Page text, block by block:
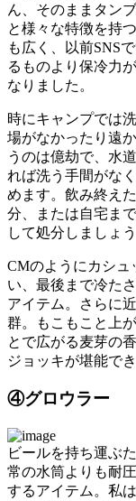
ん、そのままタン
と様々な特徴を持
も広く、以前SNS
るものより保冷力
なりました。
時にキャンプでは
場がなかったり遠
うのは億劫で、水
れば洗う手間がな
めます。飲み終え
分、または自宅ま
して処分しましょう
CMのようにカシュ
い、最後まで冷た
アイテム。さらに
群。もこもこと上
とで広がる麦芽の
ジョッキが堪能で
④グロウラー
ビールを持ち運ぶ
常の水筒よりも耐
するアイテム。私